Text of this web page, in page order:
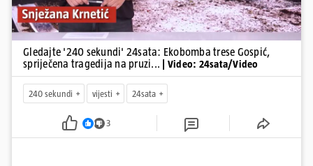
Gledajte '240 sekundi' 24sata: Ekobomba trese Gospić,
spriječena tragedija na pruzi...
| Video: 24sata/Video
240 sekundi vijesti 24sata
3